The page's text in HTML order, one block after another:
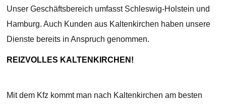
Unser Geschäftsbereich umfasst Schleswig-Holstein und
Hamburg. Auch Kunden aus Kaltenkirchen haben unsere
Dienste bereits in Anspruch genommen.
REIZVOLLES KALTENKIRCHEN!
Mit dem Kfz kommt man nach Kaltenkirchen am besten